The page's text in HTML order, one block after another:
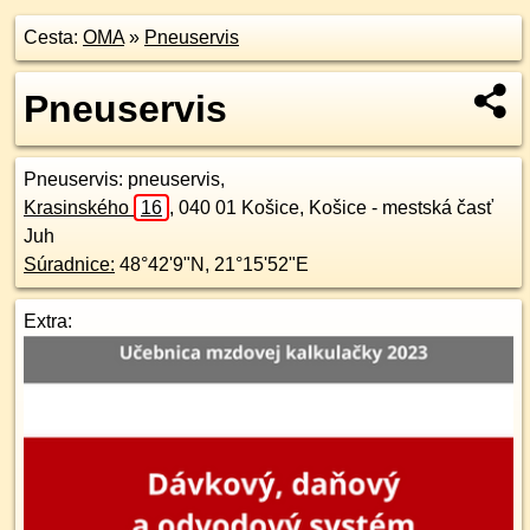
Cesta: OMA» Pneuservis
Pneuservis
Pneuservis: pneuservis,
Krasinského
16 , 040 01 Košice, Košice - mestská časť
Juh
Súradnice: 48°42'9"N , 21°15'52"E
Extra: